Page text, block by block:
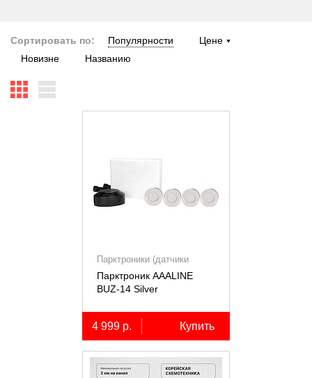
Сортировать по: Популярности
Цене
Новизне
Названию
Парктроники (датчики
парковки)
Парктроник AAALINE
BUZ-14 Silver
4 999 р. Купить